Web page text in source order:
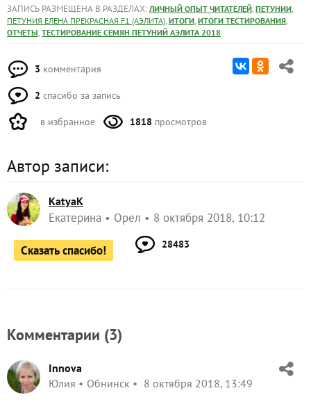
ЗАПИСЬ РАЗМЕЩЕНА В РАЗДЕЛАХ: ЛИЧНЫЙ ОПЫТ ЧИТАТЕЛЕЙ, ПЕТУНИИ,
ПЕТУНИЯ ЕЛЕНА ПРЕКРАСНАЯ F1 (АЭЛИТА), ИТОГИ, ИТОГИ ТЕСТИРОВАНИЯ,
ОТЧЕТЫ, ТЕСТИРОВАНИЕ СЕМЯН ПЕТУНИЙ АЭЛИТА 2018
3 комментария
2 спасибо за запись
в избранное 1818 просмотров
Автор записи:
KatyaK
Екатерина Орел 8 октября 2018, 10:12
Сказать спасибо! 28483
Комментарии (3)
Innova
Юлия
Обнинск 8 октября 2018, 13:49